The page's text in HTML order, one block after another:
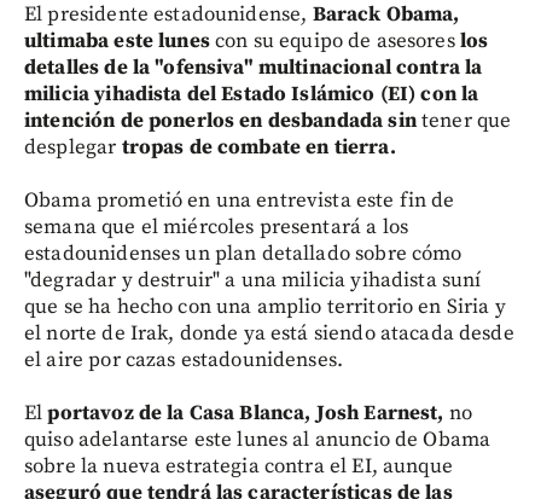
El presidente estadounidense, Barack Obama,
ultimaba este lunescon su equipo de asesoreslos
detalles de la "ofensiva" multinacional contra la
milicia yihadista del Estado Islámico (EI) con la
intención de ponerlos en desbandada sintener que
desplegar tropas de combate en tierra.
Obama prometió en una entrevista este fin de
semana que el miércoles presentará a los
estadounidenses un plan detallado sobre cómo
"degradar y destruir" a una milicia yihadista suní
que se ha hecho con una amplio territorio en Siria y
el norte de Irak, donde ya está siendo atacada desde
el aire por cazas estadounidenses.
Elportavoz de la Casa Blanca, Josh Earnest, no
quiso adelantarse este lunes al anuncio de Obama
sobre la nueva estrategia contra el EI, aunque
aseguró que tendrá las características de las